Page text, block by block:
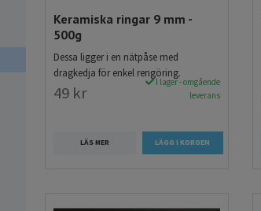
Keramiska ringar 9 mm -
500g
Dessa ligger i en nätpåse med
dragkedja för enkel rengöring.
49 kr
I lager - omgående
leverans
LÄS MER